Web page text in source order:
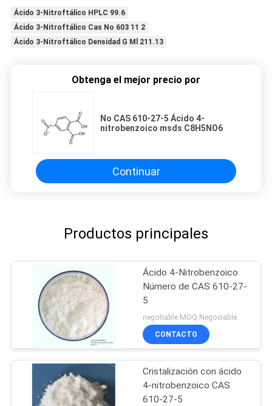
Ácido 3-Nitroftálico HPLC 99.6
Ácido 3-Nitroftálico Cas No 603 11 2
Ácido 3-Nitroftálico Densidad G Ml 211.13
Obtenga el mejor precio por
No CAS 610-27-5 Ácido 4-
nitrobenzoico msds C8H5NO6
Continuar
Productos principales
Ácido 4-Nitrobenzoico
Número de CAS 610-27-
5
negotiable MOQ:Negociable
CONTACTO
Cristalización con ácido
4-nitrobenzoico CAS
610-27-5